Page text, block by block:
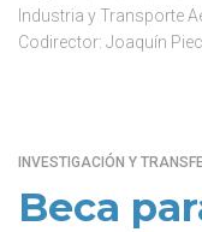
Industria y Transporte
Codirector: Joaquín
INVESTIGACIÓN Y
Beca